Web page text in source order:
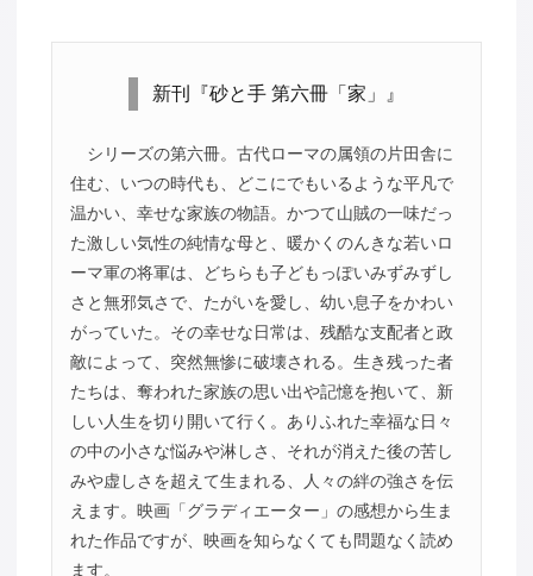
新刊『砂と手 第六冊「家」』
シリーズの第六冊。古代ローマの属領の片田舎に
住む、いつの時代も、どこにでもいるような平凡で
温かい、幸せな家族の物語。かつて山賊の一味だっ
た激しい気性の純情な母と、暖かくのんきな若いロ
ーマ軍の将軍は、どちらも子どもっぽいみずみずし
さと無邪気さで、たがいを愛し、幼い息子をかわい
がっていた。その幸せな日常は、残酷な支配者と政
敵によって、突然無惨に破壊される。生き残った者
たちは、奪われた家族の思い出や記憶を抱いて、新
しい人生を切り開いて行く。ありふれた幸福な日々
の中の小さな悩みや淋しさ、それが消えた後の苦し
みや虚しさを超えて生まれる、人々の絆の強さを伝
えます。映画「グラディエーター」の感想から生ま
れた作品ですが、映画を知らなくても問題なく読め
ます。